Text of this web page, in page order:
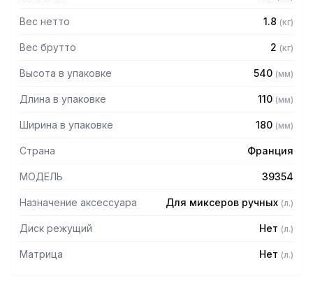
Вес нетто 1.8 (кг)
Вес брутто 2 (кг)
Высота в упаковке 540 (мм)
Длина в упаковке 110 (мм)
Ширина в упаковке 180 (мм)
Страна Франция
МОДЕЛЬ 39354
Назначение аксессуара Для миксеров ручных (л.)
Диск режущий Нет (л.)
Матрица Нет (л.)